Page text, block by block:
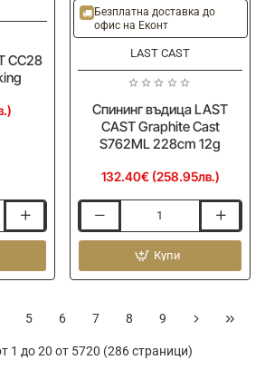
CC28
Ново
Безплатна доставка до
офис на Еконт
LAST CAST
Спининг въдица LAST
CAST Graphite Cast
S762ML 228cm 12g
132.40€ (258.95лв.)
въдица
CAST
S762ML
228cm
12g
Купи
5 6 7 8 9
1 до 20 от 5720 (286 страници)